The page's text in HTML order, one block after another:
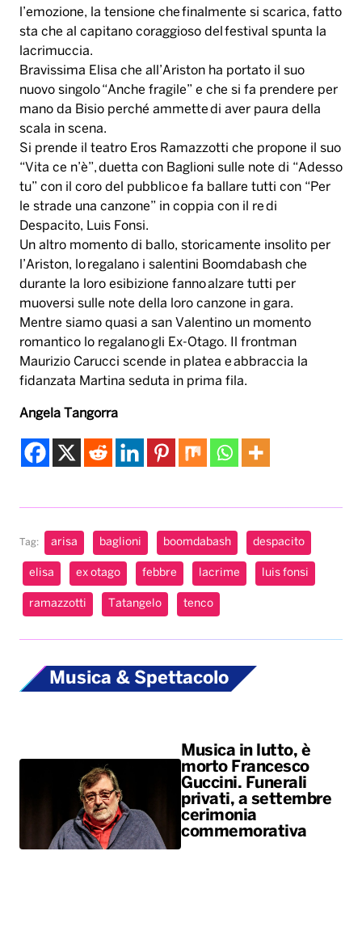
l’emozione, la tensione che finalmente si scarica, fatto
sta che al capitano coraggioso del festival spunta la
lacrimuccia.
Bravissima Elisa che all’Ariston ha portato il suo
nuovo singolo “Anche fragile” e che si fa prendere per
mano da Bisio perché ammette di aver paura della
scala in scena.
Si prende il teatro Eros Ramazzotti che propone il suo
“Vita ce n’è”, duetta con Baglioni sulle note di “Adesso
tu” con il coro del pubblico e fa ballare tutti con “Per
le strade una canzone” in coppia con il re di
Despacito, Luis Fonsi.
Un altro momento di ballo, storicamente insolito per
l’Ariston, lo regalano i salentini Boomdabash che
durante la loro esibizione fanno alzare tutti per
muoversi sulle note della loro canzone in gara.
Mentre siamo quasi a san Valentino un momento
romantico lo regalano gli Ex-Otago. Il frontman
Maurizio Carucci scende in platea e abbraccia la
fidanzata Martina seduta in prima fila.
Angela Tangorra
Tag: arisa baglioni boomdabash despacito
elisa ex otago febbre lacrime luis fonsi
ramazzotti Tatangelo tenco
Musica & Spettacolo
Musica in lutto, è
morto Francesco
Guccini. Funerali
privati, a settembre
cerimonia
commemorativa